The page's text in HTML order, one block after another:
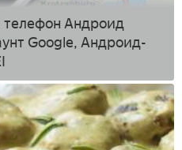
телефон Андроид
Google, Андроид-